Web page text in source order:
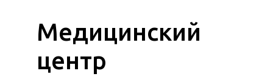
Медицинский
центр